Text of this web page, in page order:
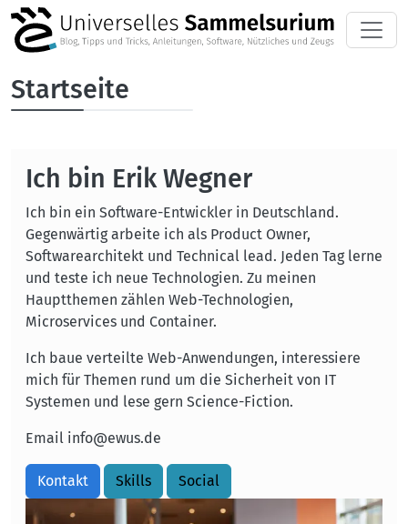
Direkt zum Inhalt
Startseite
Ich bin Erik Wegner
Ich bin ein Software-Entwickler in Deutschland.
Gegenwärtig arbeite ich als Product Owner,
Softwarearchitekt und Technical lead. Jeden Tag lerne
und teste ich neue Technologien. Zu meinen
Hauptthemen zählen Web-Technologien,
Microservices und Container.
Ich baue verteilte Web-Anwendungen, interessiere
mich für Themen rund um die Sicherheit von IT
Systemen und lese gern Science-Fiction.
Email info@ewus.de
Kontakt Skills
Social